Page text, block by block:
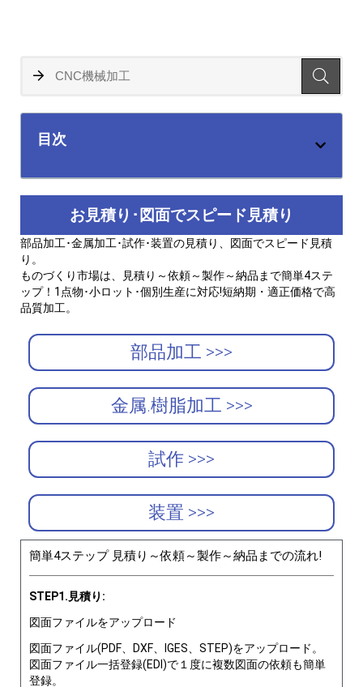
目次
お見積り･図面でスピード見積り
部品加工･金属加工･試作･装置の見積り、図面でスピード見積
り。
ものづくり市場は、見積り～依頼～製作～納品まで簡単4ステ
ップ！1点物･小ロット･個別生産に対応!短納期・適正価格で高
品質加工。
部品加工 >>>
金属.樹脂加工 >>>
試作 >>>
装置 >>>
簡単4ステップ 見積り～依頼～製作～納品までの流れ!
STEP1.見積り:
図面ファイルをアップロード
図面ファイル(PDF、DXF、IGES、STEP)をアップロード。
図面ファイル一括登録(EDI)で１度に複数図面の依頼も簡単
登録。